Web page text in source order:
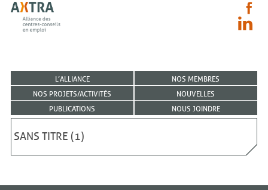
L’ALLIANCE
NOS MEMBRES
NOS PROJETS/ACTIVITÉS
NOUVELLES
PUBLICATIONS
NOUS JOINDRE
SANS TITRE (1)